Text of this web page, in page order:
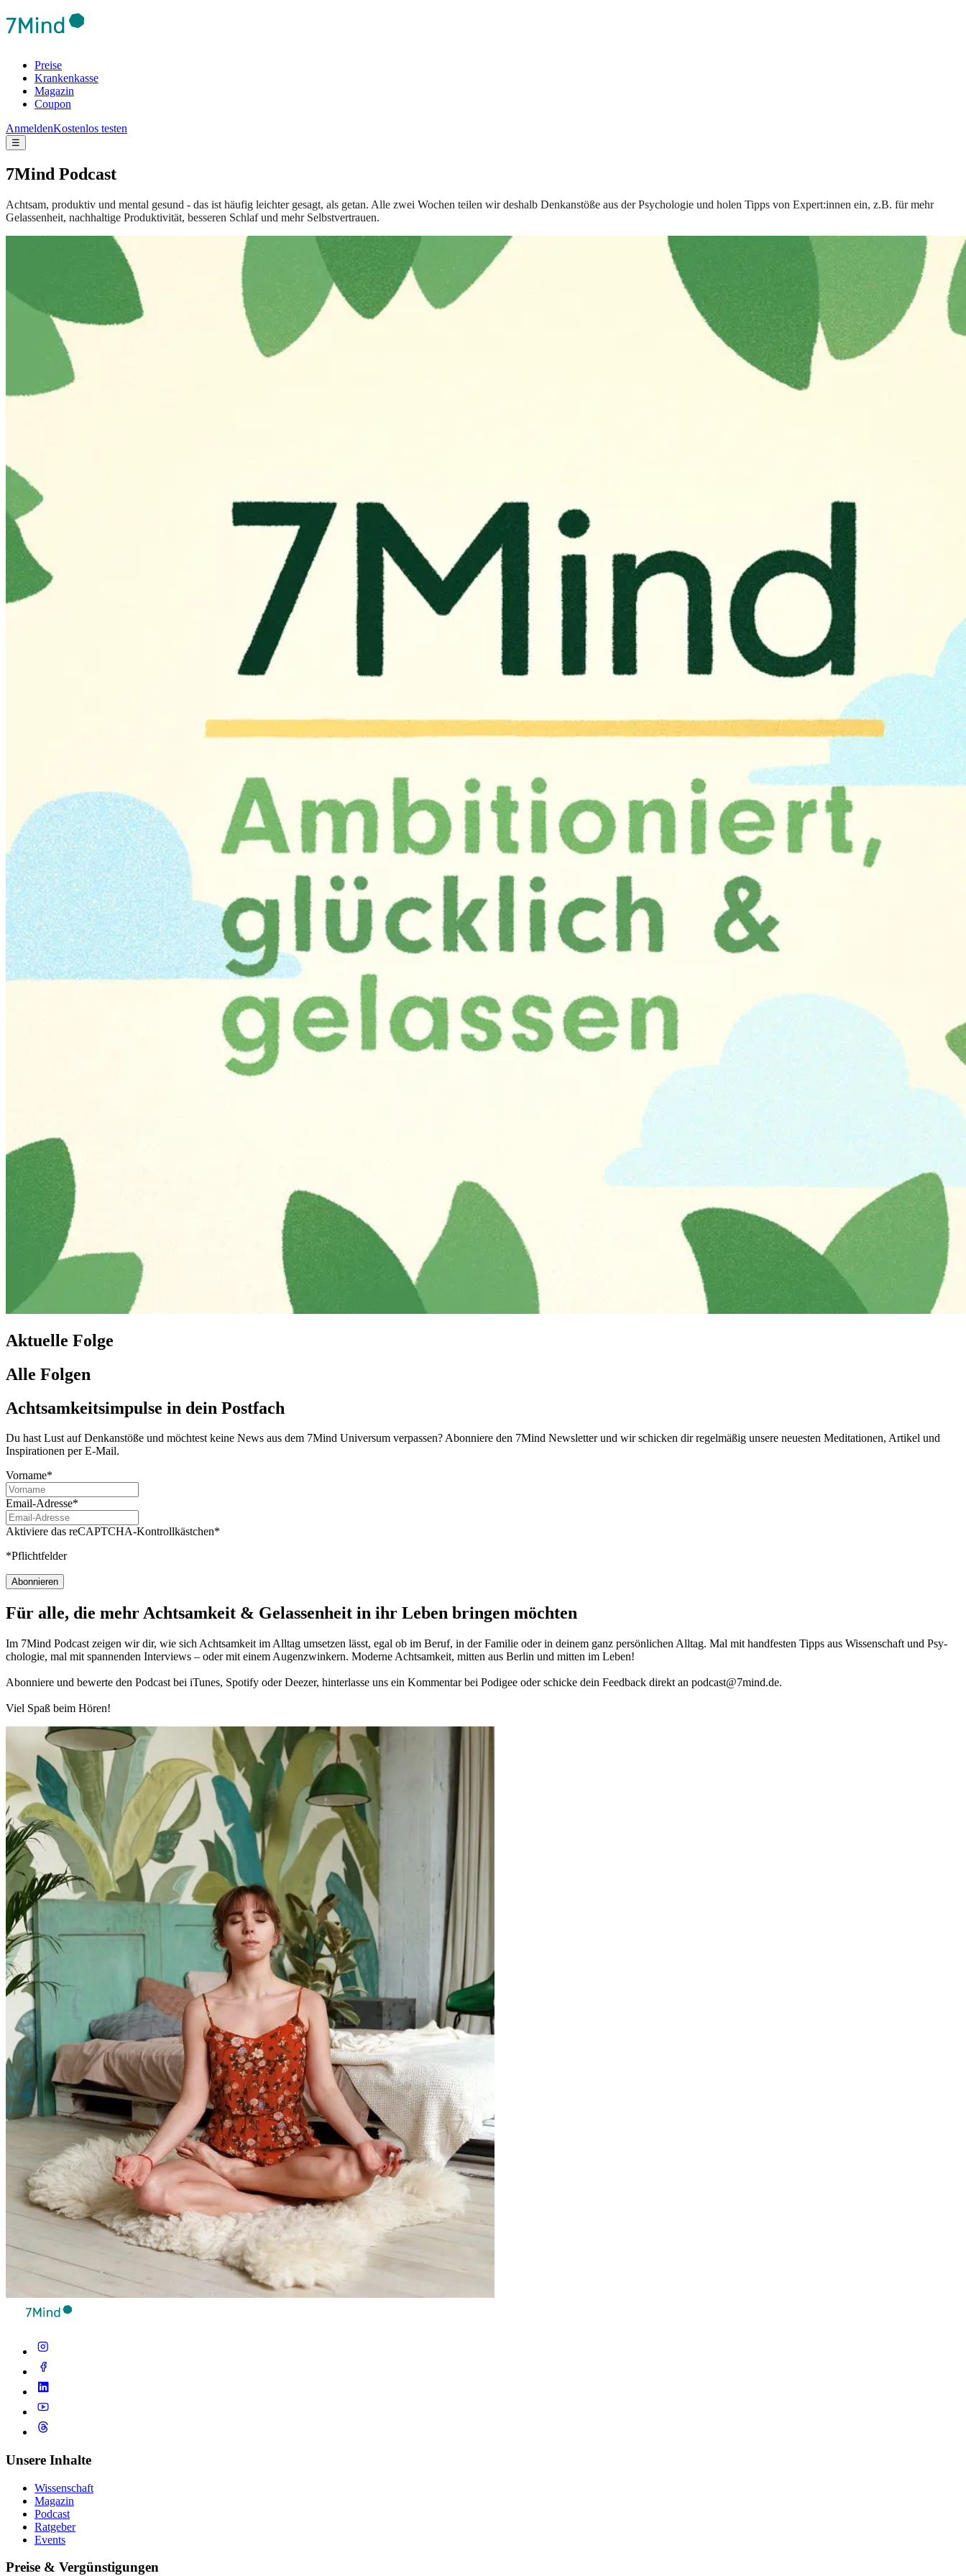
Preise
Krankenkasse
Magazin
Coupon
AnmeldenKostenlos testen
☰
7Mind Podcast
Achtsam, produktiv und mental gesund - das ist häufig leichter gesagt, als getan. Alle zwei Wochen teilen wir deshalb Denkanstöße aus der Psychologie und holen Tipps von Expert:innen ein, z.B. für mehr
Gelassenheit, nachhaltige Produktivität, besseren Schlaf und mehr Selbstvertrauen.
Aktuelle Folge
Alle Folgen
Achtsamkeitsimpulse in dein Postfach
Du hast Lust auf Denkanstöße und möchtest keine News aus dem 7Mind Universum verpassen? Abon­niere den 7Mind News­let­ter und wir schicken dir regelmäßig unsere neuesten Meditationen, Artikel und
Inspirationen per E-Mail.
Vorname*
Email-Adresse*
Aktiviere das reCAPTCHA-Kontrollkästchen*
*Pflichtfelder
Abonnieren
Für alle, die mehr Acht­sam­keit & Gelas­sen­heit in ihr Leben brin­gen möch­ten
Im 7Mind Pod­cast zeigen wir dir, wie sich Acht­sam­keit im Alltag umset­zen lässt, egal ob im Beruf, in der Fami­lie oder in deinem ganz per­sön­li­chen Alltag. Mal mit hand­fes­ten Tipps aus Wis­sen­schaft und Psy­
cho­lo­gie, mal mit spannenden Interviews – oder mit einem Augen­zwin­kern. Moderne Acht­sam­keit, mitten aus Berlin und mitten im Leben!
Abon­niere und bewerte den Pod­cast bei iTunes, Spo­tify oder Deezer, hin­ter­lasse uns ein Kom­men­tar bei Podigee oder schi­cke dein Feed­back direkt an podcast@​7​mind.​de.
Viel Spaß beim Hören!
Unsere Inhalte
Wissenschaft
Magazin
Podcast
Ratgeber
Events
Preise & Vergünstigungen